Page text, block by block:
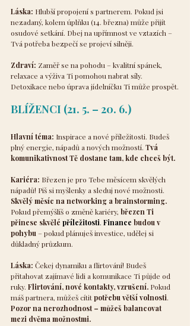
Láska: Hlubší propojení s partnerem. Pokud jsi
nezadaný, kolem úplňku (14. března) může přijít
osudové setkání. Dbej na upřímnost ve vztazích –
Tvá potřeba bezpečí se projeví silněji.
Zdraví: Zaměř se na pohodu – kvalitní spánek,
relaxace a výživa Ti pomohou nabrat síly.
Detoxikace nebo úprava jídelníčku Ti může prospět.
BLÍŽENCI (21. 5. – 20. 6.)
Hlavní téma: Inspirace a nové příležitosti. Budeš
plný energie, nápadů a nových možností. Tvá
komunikativnost Tě dostane tam, kde chceš být.
Kariéra: Březen je pro Tebe měsícem skvělých
nápadů! Piš si myšlenky a sleduj nové možnosti.
Skvělý měsíc na networking a brainstorming.
Pokud přemýšlíš o změně kariéry, březen Ti
přinese skvělé příležitosti. Finance budou v
pohybu – pokud plánuješ investice, udělej si
důkladný průzkum.
Láska: Čekej dynamiku a flirtování! Budeš
přitahovat zajímavé lidi a komunikace Ti půjde od
ruky. Flirtování, nové kontakty, vzrušení. Pokud
máš partnera, můžeš cítit potřebu větší volnosti.
Pozor na nerozhodnost – můžeš balancovat
mezi dvěma možnostmi.